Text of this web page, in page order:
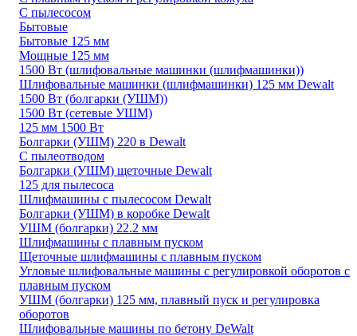
С пылесосом
Бытовые
Бытовые 125 мм
Мощные 125 мм
1500 Вт (шлифовальные машинки (шлифмашинки))
Шлифовальные машинки (шлифмашинки) 125 мм Dewalt
1500 Вт (болгарки (УШМ))
1500 Вт (сетевые УШМ)
125 мм 1500 Вт
Болгарки (УШМ) 220 в Dewalt
C пылеотводом
Болгарки (УШМ) щеточные Dewalt
125 для пылесоса
Шлифмашины с пылесосом Dewalt
Болгарки (УШМ) в коробке Dewalt
УШМ (болгарки) 22.2 мм
Шлифмашины с плавным пуском
Щеточные шлифмашины с плавным пуском
Угловые шлифовальные машины с регулировкой оборотов с
плавным пуском
УШМ (болгарки) 125 мм, плавный пуск и регулировка
оборотов
Шлифовальные машины по бетону DeWalt